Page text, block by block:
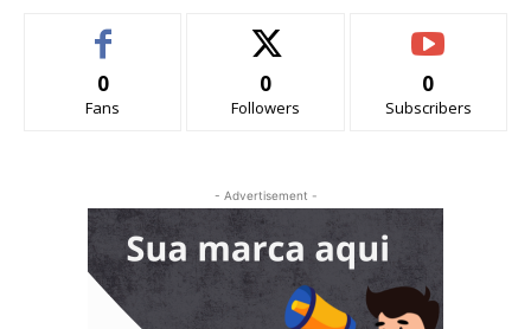
0
Fans
0
Followers
0
Subscribers
- Advertisement -